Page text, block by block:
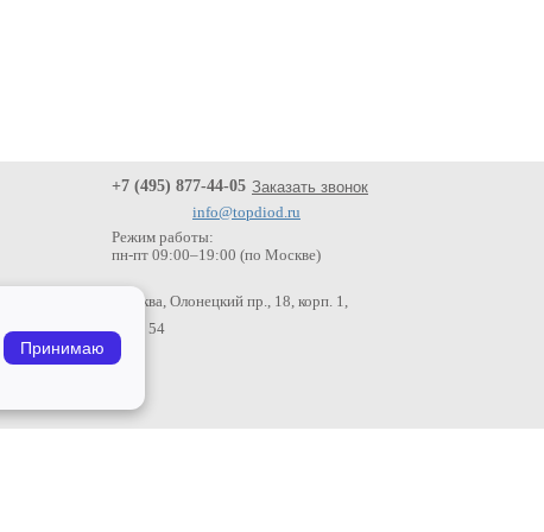
+7 (495) 877-44-05 Заказать звонок
info@topdiod.ru
Режим работы:
пн-пт 09:00–19:00 (по Москве)
Москва, Олонецкий пр., 18, корп. 1,
офис 54
Принимаю